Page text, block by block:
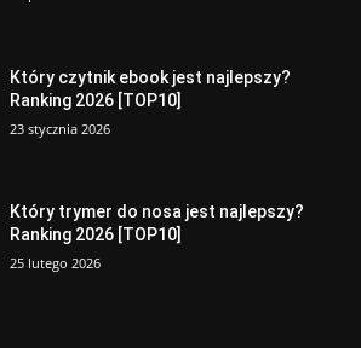
Który czytnik ebook jest najlepszy?
Ranking 2026 [TOP10]
23 stycznia 2026
Który trymer do nosa jest najlepszy?
Ranking 2026 [TOP10]
25 lutego 2026